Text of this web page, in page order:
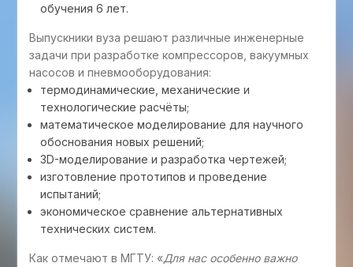
обучения 6 лет.
Выпускники вуза решают различные инженерные
задачи при разработке компрессоров, вакуумных
насосов и пневмооборудования:
термодинамические, механические и
технологические расчёты;
математическое моделирование для научного
обоснования новых решений;
3D-моделирование и разработка чертежей;
изготовление прототипов и проведение
испытаний;
экономическое сравнение альтернативных
технических систем.
Как отмечают в МГТУ: «Для нас особенно важно